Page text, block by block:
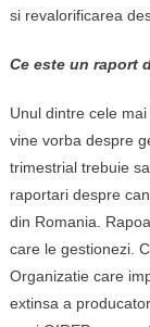
si revalorificarea
Ce este un raport
Unul dintre cele
vine vorba despre
trimestrial trebuie
raportari despre
din Romania.
care le gestionezi.
Organizatie care
extinsa a